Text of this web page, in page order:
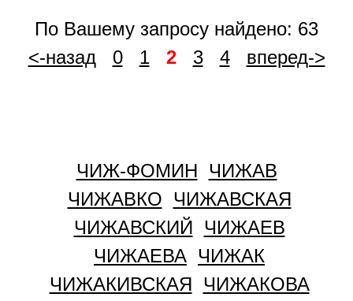
По Вашему запросу найдено: 63
<-назад
0 1 2 3 4 вперед->
ЧИЖ-ФОМИН ЧИЖАВ
ЧИЖАВКО ЧИЖАВСКАЯ
ЧИЖАВСКИЙ ЧИЖАЕВ
ЧИЖАЕВА ЧИЖАК
ЧИЖАКИВСКАЯ ЧИЖАКОВА